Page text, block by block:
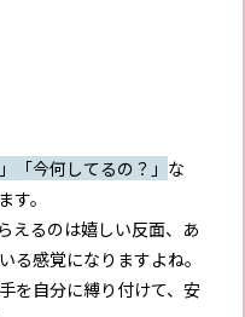
「今何してるの？」 な
。
えるのは嬉しい反面、あ
る感覚になりますよね。
を自分に縛り付けて、安